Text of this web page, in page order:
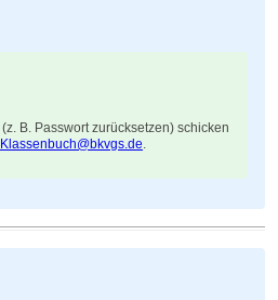
B. Passwort zurücksetzen) schicken
.